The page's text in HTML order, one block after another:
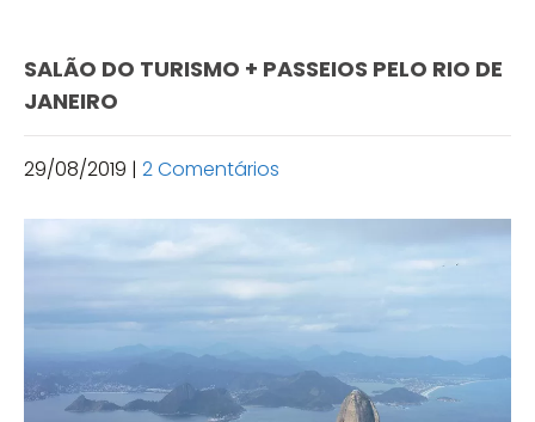
SALÃO DO TURISMO + PASSEIOS PELO RIO DE
JANEIRO
29/08/2019 | 2 Comentários